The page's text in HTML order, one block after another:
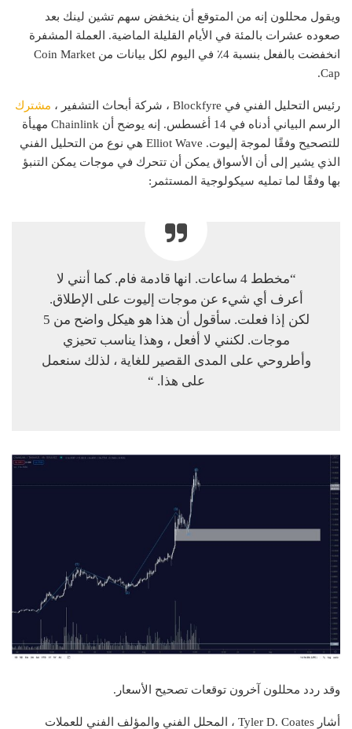
ويقول محللون إنه من المتوقع أن ينخفض ​​سهم تشين لينك بعد
صعوده عشرات بالمئة في الأيام القليلة الماضية. العملة المشفرة
انخفضت بالفعل بنسبة 4٪ في اليوم لكل بيانات من Coin Market
Cap.
رئيس التحليل الفني في Blockfyre ، شركة أبحاث التشفير ،
مشترك
الرسم البياني أدناه في 14 أغسطس. إنه يوضح أن Chainlink مهيأة
للتصحيح وفقًا لموجة إليوت. Elliot Wave هي نوع من التحليل الفني
الذي يشير إلى أن الأسواق يمكن أن تتحرك في موجات يمكن التنبؤ
بها وفقًا لما تمليه سيكولوجية المستثمر:
“مخطط 4 ساعات. انها قادمة فام. كما أنني لا
أعرف أي شيء عن موجات إليوت على الإطلاق.
لكن إذا فعلت. سأقول أن هذا هو هيكل واضح من 5
موجات. لكنني لا أفعل ، وهذا يناسب تحيزي
وأطروحي على المدى القصير للغاية ، لذلك سنعمل
على هذا. “
وقد ردد محللون آخرون توقعات تصحيح الأسعار.
أشار Tyler D. Coates ، المحلل الفني والمؤلف الفني للعملات